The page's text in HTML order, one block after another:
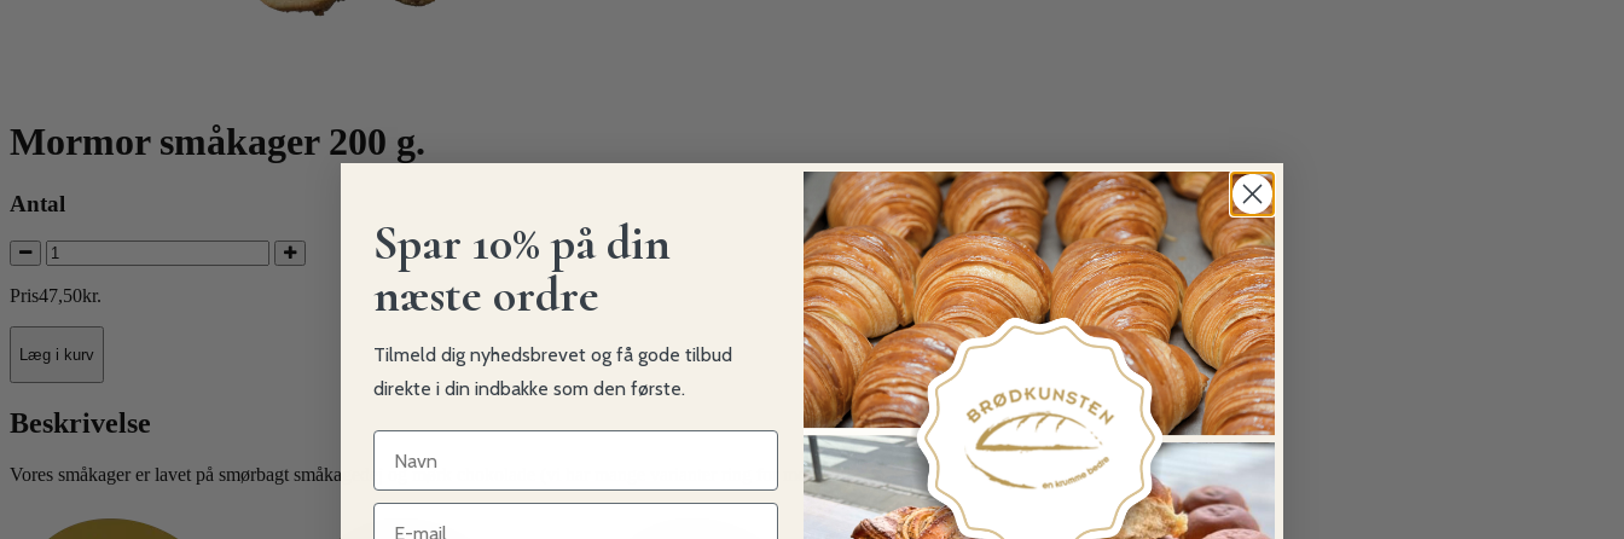
Mormor småkager 200 g.
Antal
Pris47,50kr.
Læg i kurv
Beskrivelse
Vores småkager er lavet på smørbagt småkagedej og mørk chokolade (vi har mange varianter ring for mere info)
Spar 10% på din
næste ordre
Tilmeld dig nyhedsbrevet og få gode tilbud
direkte i din indbakke som den første.
Navn
Navn